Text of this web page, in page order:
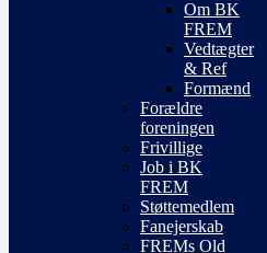
Om BK
FREM
Vedtægter
& Ref
Formænd
Forældre
foreningen
Frivillige
Job i BK
FREM
Støttemedlem
Fanejerskab
FREMs Old